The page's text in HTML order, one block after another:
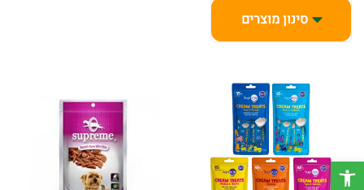
פתח סרגל נגישות
סינון מוצרים